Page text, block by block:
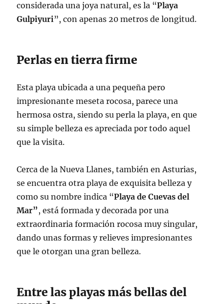
considerada una joya natural, es la “Playa
Gulpiyuri”, con apenas 20 metros de longitud.
Perlas en tierra firme
Esta playa ubicada a una pequeña pero
impresionante meseta rocosa, parece una
hermosa ostra, siendo su perla la playa, en que
su simple belleza es apreciada por todo aquel
que la visita.
Cerca de la Nueva Llanes, también en Asturias,
se encuentra otra playa de exquisita belleza y
como su nombre indica “Playa de Cuevas del
Mar”, está formada y decorada por una
extraordinaria formación rocosa muy singular,
dando unas formas y relieves impresionantes
que le otorgan una gran belleza.
Entre las playas más bellas del